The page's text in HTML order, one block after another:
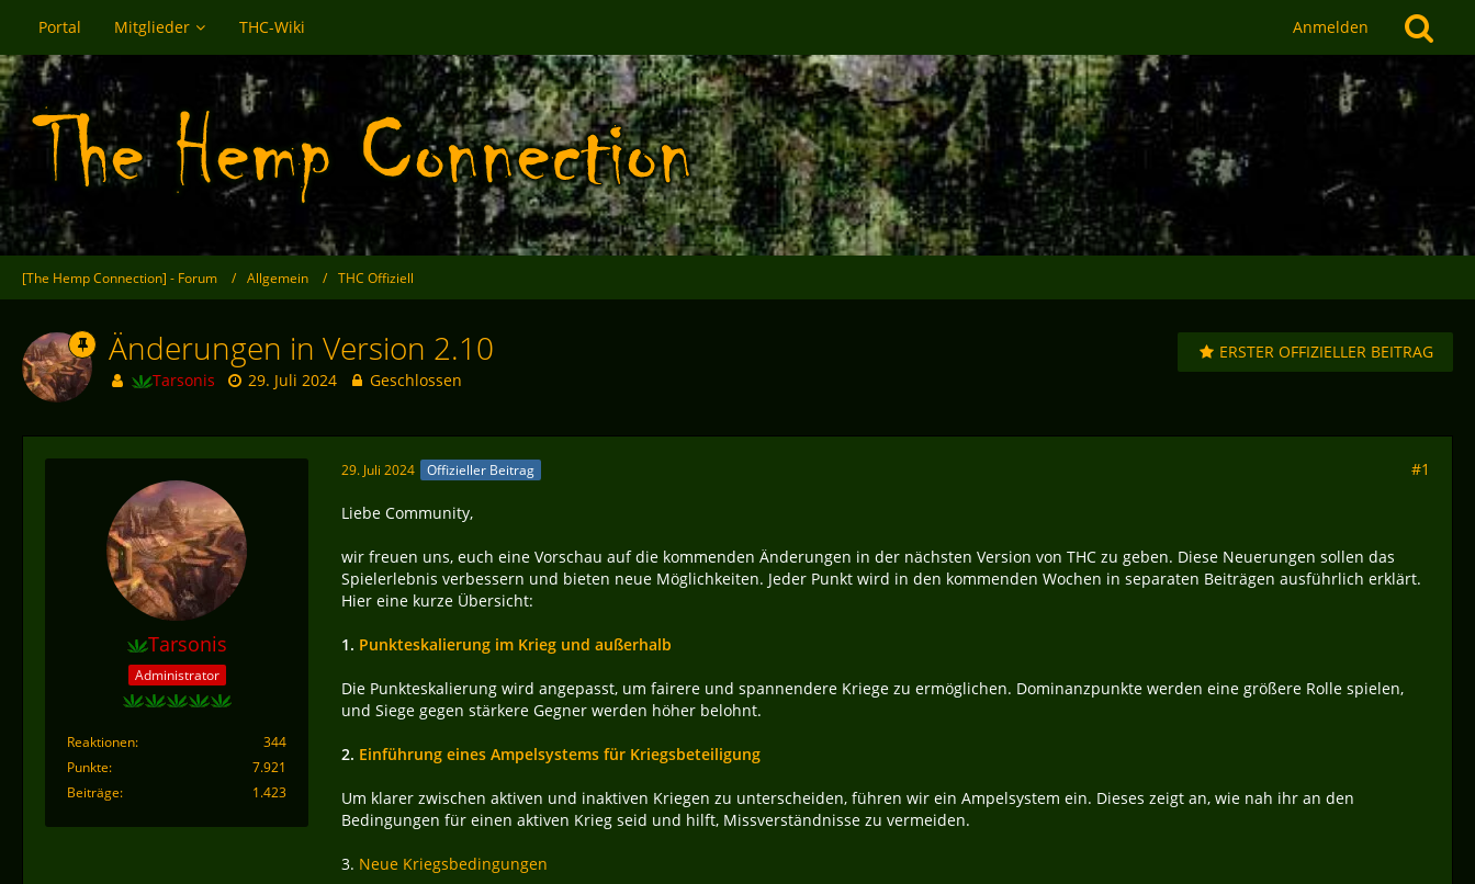
Portal Mitglieder THC-Wiki Anmelden
[The Hemp Connection] - Forum Allgemein THC Offiziell
Änderungen in Version 2.10
Tarsonis 29. Juli 2024 Geschlossen
ERSTER OFFIZIELLER BEITRAG
Tarsonis
Administrator
Reaktionen
344
Punkte
7.921
Beiträge
1.423
29. Juli 2024 Offizieller Beitrag #1
Liebe Community,
wir freuen uns, euch eine Vorschau auf die kommenden Änderungen in der nächsten Version von THC zu geben. Diese Neuerungen sollen das
Spielerlebnis verbessern und bieten neue Möglichkeiten. Jeder Punkt wird in den kommenden Wochen in separaten Beiträgen ausführlich erklärt.
Hier eine kurze Übersicht:
1. Punkteskalierung im Krieg und außerhalb
Die Punkteskalierung wird angepasst, um fairere und spannendere Kriege zu ermöglichen. Dominanzpunkte werden eine größere Rolle spielen,
und Siege gegen stärkere Gegner werden höher belohnt.
2. Einführung eines Ampelsystems für Kriegsbeteiligung
Um klarer zwischen aktiven und inaktiven Kriegen zu unterscheiden, führen wir ein Ampelsystem ein. Dieses zeigt an, wie nah ihr an den
Bedingungen für einen aktiven Krieg seid und hilft, Missverständnisse zu vermeiden.
3. Neue Kriegsbedingungen